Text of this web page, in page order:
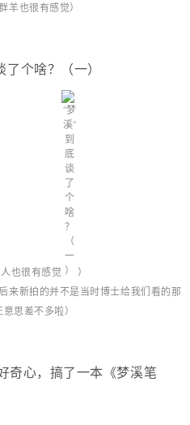
羊也很有感觉）
也很有感觉
）
来新拍的并不是当时博士给我们看的那
思差不多啦）
奇心，搞了一本《梦溪笔